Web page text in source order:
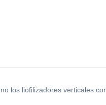
los liofilizadores verticales